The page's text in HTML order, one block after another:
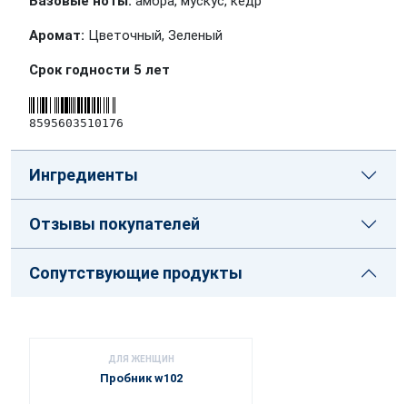
Аромат: Цветочный, Зеленый
Срок годности 5 лет
8595603510176
Ингредиенты
Отзывы покупателей
Сопутствующие продукты
ДЛЯ ЖЕНЩИН
Пробник w102